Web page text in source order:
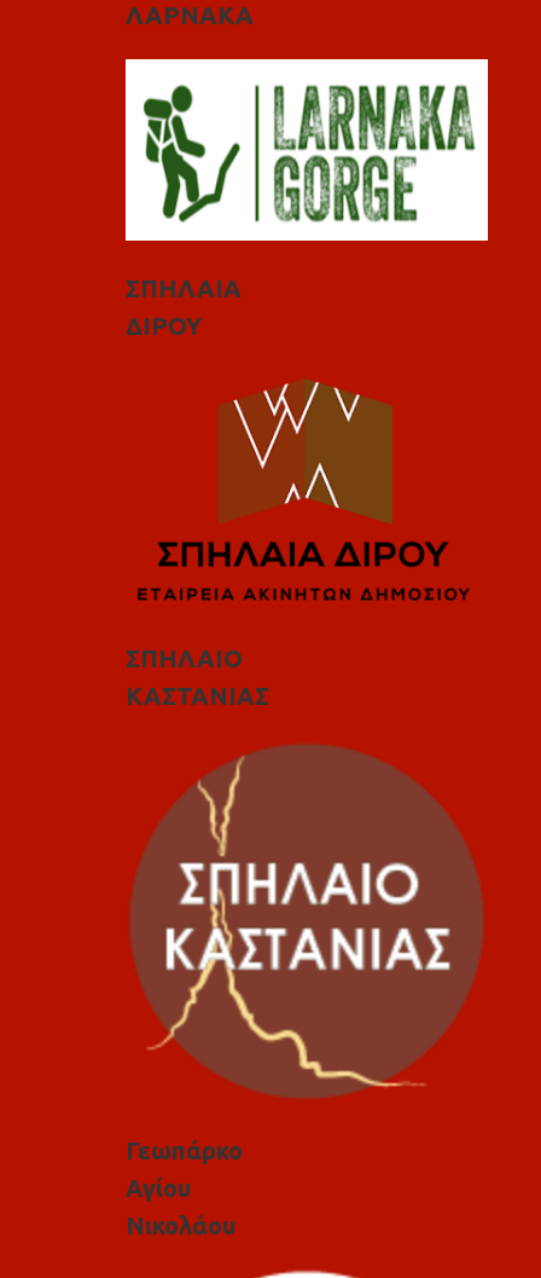
ΛΑΡΝΑΚΑ
ΣΠΗΛΑΙΑ
ΔΙΡΟΥ
ΣΠΗΛΑΙΟ
ΚΑΣΤΑΝΙΑΣ
Γεωπάρκο
Αγίου
Νικολάου